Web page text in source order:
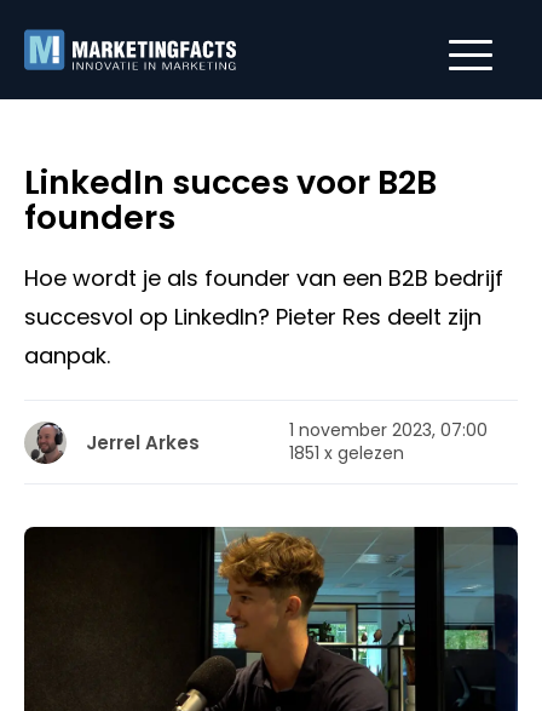
LinkedIn succes voor B2B
founders
Hoe wordt je als founder van een B2B bedrijf
succesvol op LinkedIn? Pieter Res deelt zijn
aanpak.
Jerrel Arkes
1 november 2023, 07:00
1851 x gelezen